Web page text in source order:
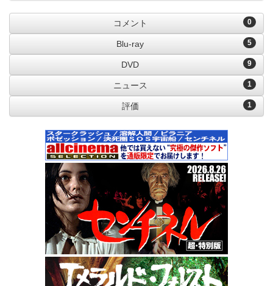
0
コメント
5
Blu-ray
9
DVD
1
ニュース
1
評価